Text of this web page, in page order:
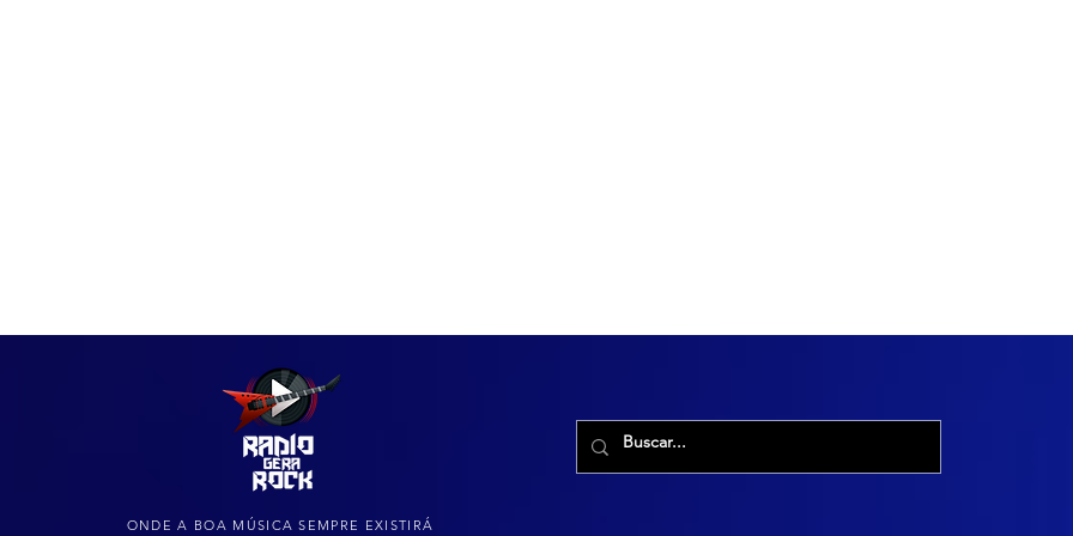
ONDE A BOA MÚSICA SEMPRE EXISTIRÁ